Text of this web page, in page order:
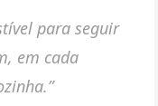
para seguir
em cada